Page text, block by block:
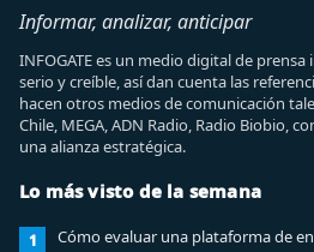
Informar, analizar, anticipar
INFOGATE es un medio digital de
serio y creíble, así dan cuenta las
hacen otros medios de comunicación
Chile, MEGA, ADN Radio, Radio Biobio,
una alianza estratégica.
Lo más visto de la semana
1 Cómo evaluar una plataforma de